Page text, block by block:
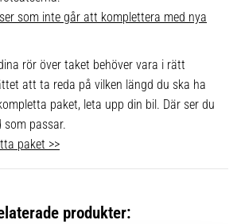
som inte går att komplettera med nya
rör över taket behöver vara i rätt
att ta reda på vilken längd du ska ha
paket, leta upp din bil. Där ser du
som passar.
paket >>
produkter: